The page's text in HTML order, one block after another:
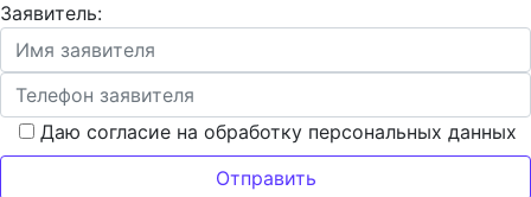
Заявитель:
Даю согласие на обработку персональных данных